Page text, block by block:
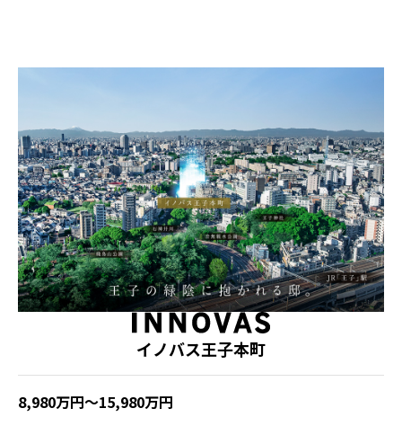
イノバス王子本町
8,980万円～15,980万円